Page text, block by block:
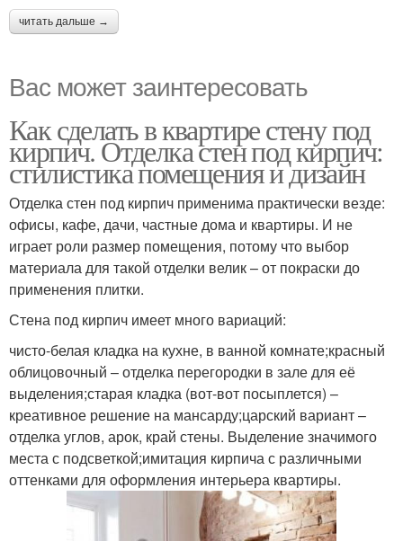
читать дальше →
Вас может заинтересовать
Как сделать в квартире стену под
кирпич. Отделка стен под кирпич:
стилистика помещения и дизайн
Отделка стен под кирпич применима практически везде:
офисы, кафе, дачи, частные дома и квартиры. И не
играет роли размер помещения, потому что выбор
материала для такой отделки велик – от покраски до
применения плитки.
Стена под кирпич имеет много вариаций:
чисто-белая кладка на кухне, в ванной комнате;красный
облицовочный – отделка перегородки в зале для её
выделения;старая кладка (вот-вот посыплется) –
креативное решение на мансарду;царский вариант –
отделка углов, арок, край стены. Выделение значимого
места с подсветкой;имитация кирпича с различными
оттенками для оформления интерьера квартиры.